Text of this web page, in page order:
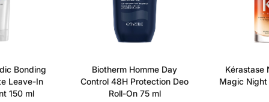
Bonding
Leave-In
150 ml
Biotherm Homme Day
Control 48H Protection Deo
Roll-On 75 ml
Kérastase
Magic